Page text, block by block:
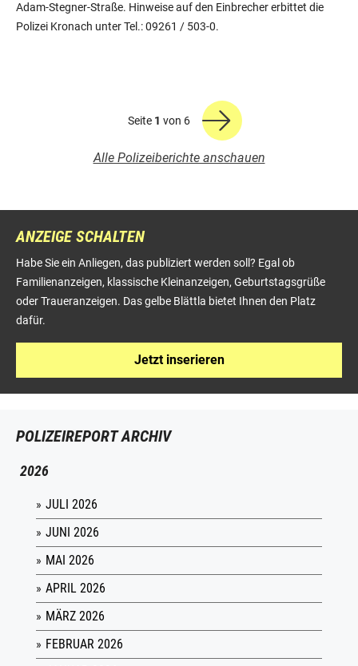
Adam-Stegner-Straße. Hinweise auf den Einbrecher erbittet die
Polizei Kronach unter Tel.: 09261 / 503-0.
Seite 1 von 6
Alle Polizeiberichte anschauen
ANZEIGE SCHALTEN
Habe Sie ein Anliegen, das publiziert werden soll? Egal ob
Familienanzeigen, klassische Kleinanzeigen, Geburtstagsgrüße
oder Traueranzeigen. Das gelbe Blättla bietet Ihnen den Platz
dafür.
Jetzt inserieren
POLIZEIREPORT ARCHIV
2026
JULI 2026
JUNI 2026
MAI 2026
APRIL 2026
MÄRZ 2026
FEBRUAR 2026